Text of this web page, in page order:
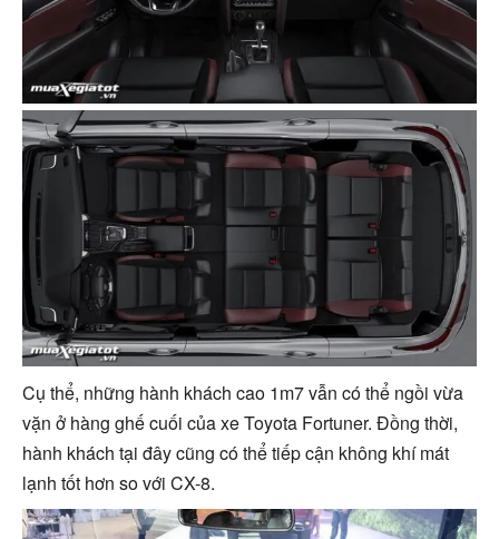
Cụ thể, những hành khách cao 1m7 vẫn có thể ngồi vừa
vặn ở hàng ghế cuối của xe Toyota Fortuner. Đồng thời,
hành khách tại đây cũng có thể tiếp cận không khí mát
lạnh tốt hơn so với CX-8.